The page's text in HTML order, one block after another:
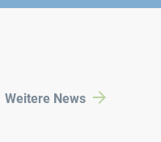
Weitere News